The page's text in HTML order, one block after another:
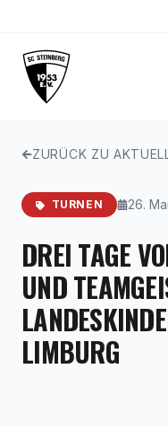
ZURÜCK ZU
TURNEN 26.
DREI TAGE
UND
LIMBURG